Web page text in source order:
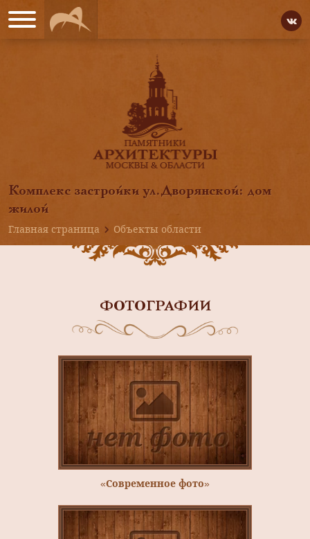
Комплекс застройки ул.Дворянской: дом
жилой
Главная страница
Объекты области
ФОТОГРАФИИ
«Современное фото»